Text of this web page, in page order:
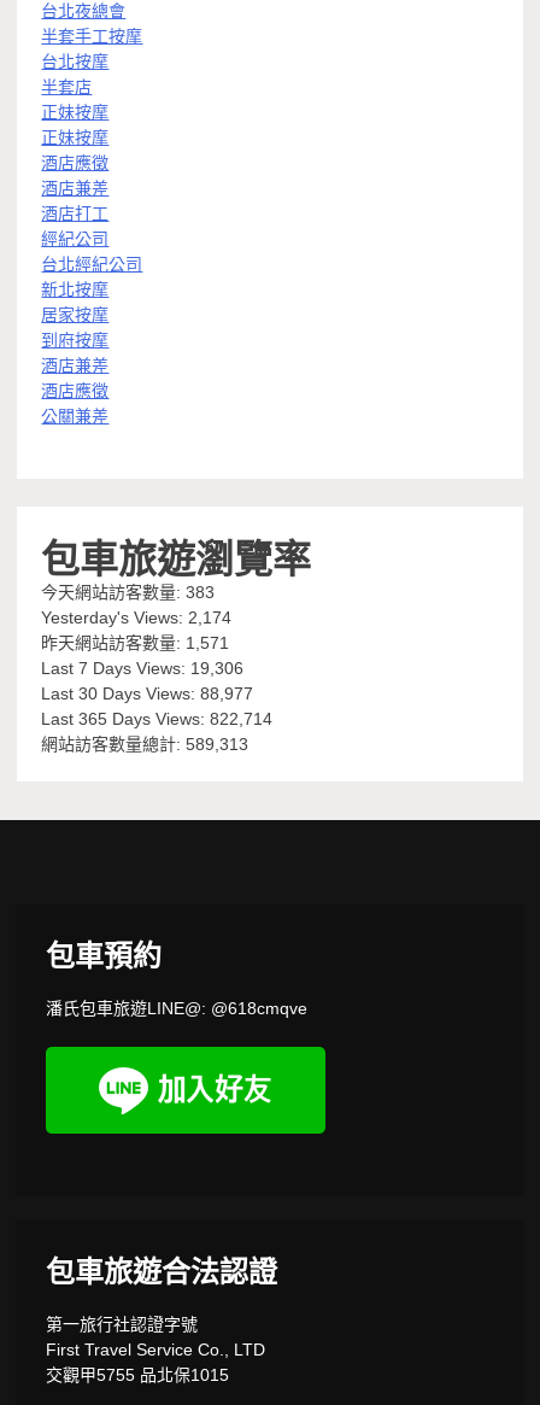
台北夜總會
半套手工按摩
台北按摩
半套店
正妹按摩
正妹按摩
酒店應徵
酒店兼差
酒店打工
經紀公司
台北經紀公司
新北按摩
居家按摩
到府按摩
酒店兼差
酒店應徵
公關兼差
包車旅遊瀏覽率
今天網站訪客數量:383
Yesterday's Views:2,174
昨天網站訪客數量: 1,571
Last 7 Days Views: 19,306
Last 30 Days Views:88,977
Last 365 Days Views:822,714
網站訪客數量總計:589,313
包車預約
潘氏包車旅遊LINE@: @618cmqve
包車旅遊合法認證
第一旅行社認證字號
First Travel Service Co., LTD
交觀甲5755 品北保1015